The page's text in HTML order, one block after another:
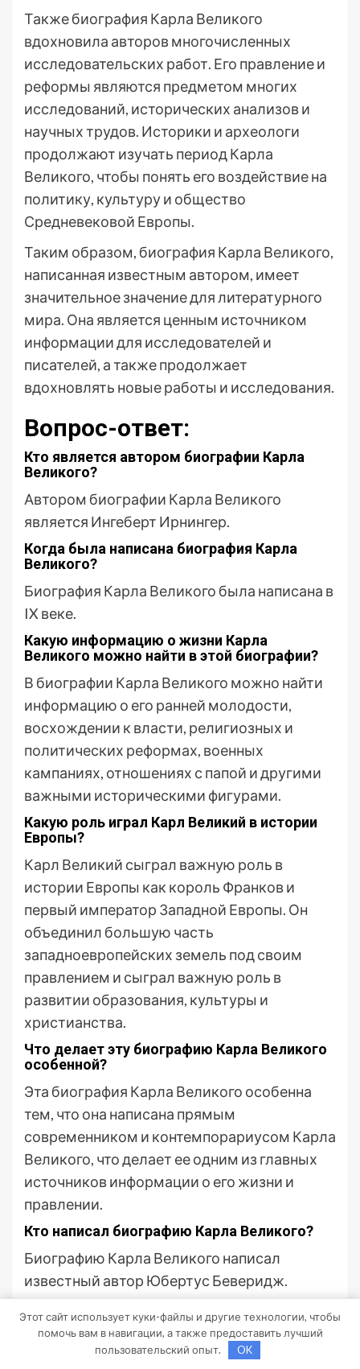
Также биография Карла Великого
вдохновила авторов многочисленных
исследовательских работ. Его правление и
реформы являются предметом многих
исследований, исторических анализов и
научных трудов. Историки и археологи
продолжают изучать период Карла
Великого, чтобы понять его воздействие на
политику, культуру и общество
Средневековой Европы.
Таким образом, биография Карла Великого,
написанная известным автором, имеет
значительное значение для литературного
мира. Она является ценным источником
информации для исследователей и
писателей, а также продолжает
вдохновлять новые работы и исследования.
Вопрос-ответ:
Кто является автором биографии Карла
Великого?
Автором биографии Карла Великого
является Ингеберт Ирнингер.
Когда была написана биография Карла
Великого?
Биография Карла Великого была написана в
IX веке.
Какую информацию о жизни Карла
Великого можно найти в этой биографии?
В биографии Карла Великого можно найти
информацию о его ранней молодости,
восхождении к власти, религиозных и
политических реформах, военных
кампаниях, отношениях с папой и другими
важными историческими фигурами.
Какую роль играл Карл Великий в истории
Европы?
Карл Великий сыграл важную роль в
истории Европы как король Франков и
первый император Западной Европы. Он
объединил большую часть
западноевропейских земель под своим
правлением и сыграл важную роль в
развитии образования, культуры и
христианства.
Что делает эту биографию Карла Великого
особенной?
Эта биография Карла Великого особенна
тем, что она написана прямым
современником и контемпорариусом Карла
Великого, что делает ее одним из главных
источников информации о его жизни и
правлении.
Кто написал биографию Карла Великого?
Биографию Карла Великого написал
известный автор Юбертус Беверидж.
Великого?
Биография Карла Великого имеет огромное
Этот сайт использует куки-файлы и другие технологии, чтобы
помочь вам в навигации, а также предоставить лучший
пользовательский опыт.
OK